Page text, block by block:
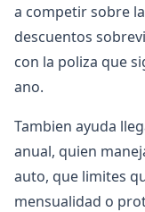
a competir sobre
descuentos
con la poliza que
ano.
Tambien ayuda
anual, quien
auto, que limites
mensualidad o